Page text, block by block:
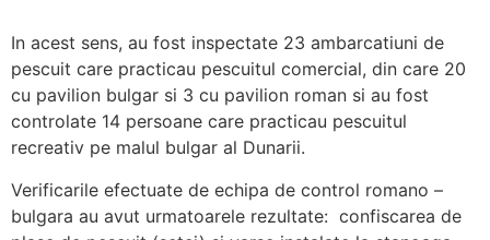
In acest sens, au fost inspectate 23 ambarcatiuni de
pescuit care practicau pescuitul comercial, din care 20
cu pavilion bulgar si 3 cu pavilion roman si au fost
controlate 14 persoane care practicau pescuitul
recreativ pe malul bulgar al Dunarii.
Verificarile efectuate de echipa de control romano –
bulgara au avut urmatoarele rezultate: confiscarea de